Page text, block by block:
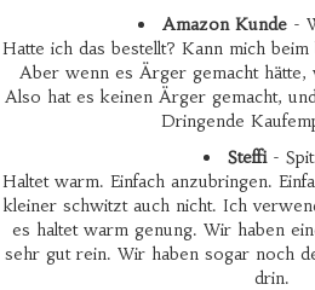
Amazon Kunde -
Hatte ich das bestellt? Kann mich
Aber wenn es Ärger gemacht hätte,
Also hat es keinen Ärger gemacht,
Dringende
Steffi-
Haltet warm. Einfach anzubringen.
kleiner schwitzt auch nicht. Ich
es haltet warm genung. Wir haben
sehr gut rein. Wir haben sogar noch
drin.